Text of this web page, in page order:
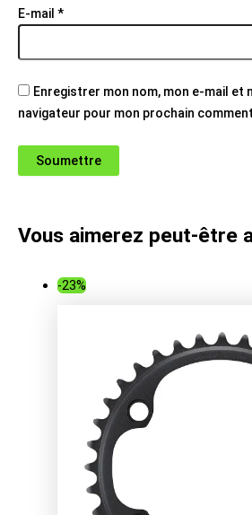
E-mail *
Enregistrer mon nom, mon e-mail et
navigateur pour mon prochain
Vous aimerez peut-être
-23%